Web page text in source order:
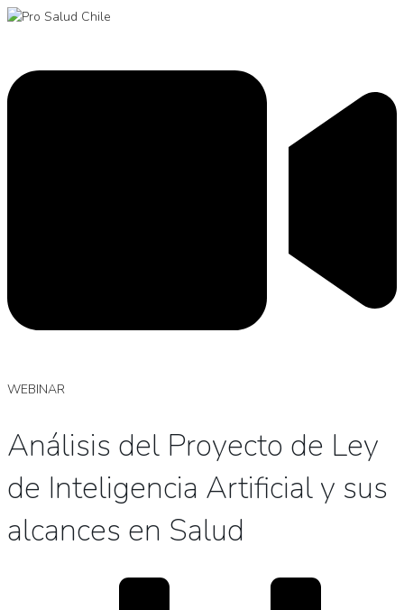
WEBINAR
Análisis del Proyecto de Ley
de Inteligencia Artificial y sus
alcances en Salud